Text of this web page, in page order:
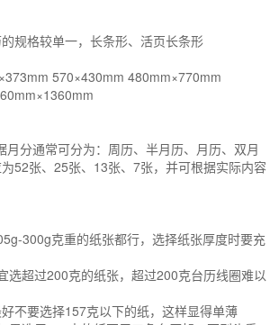
规格较单一，长条形、活页长条形
570×430mm 480mm×770mm
分通常可分为：周历、半月历、月历、双月
52张、25张、13张、7张，并可根据实际内容
300g克重的纸张都行，选择纸张厚度时要充
超过200克的纸张，超过200克台历线圈难以
不要选择157克以下的纸，这样显得单薄